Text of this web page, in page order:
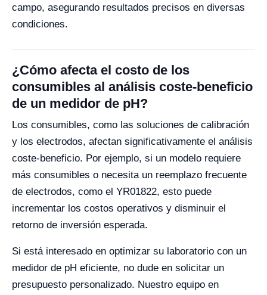
campo, asegurando resultados precisos en diversas
condiciones.
¿Cómo afecta el costo de los
consumibles al análisis coste-beneficio
de un medidor de pH?
Los consumibles, como las soluciones de calibración
y los electrodos, afectan significativamente el análisis
coste-beneficio. Por ejemplo, si un modelo requiere
más consumibles o necesita un reemplazo frecuente
de electrodos, como el YR01822, esto puede
incrementar los costos operativos y disminuir el
retorno de inversión esperada.
Si está interesado en optimizar su laboratorio con un
medidor de pH eficiente, no dude en solicitar un
presupuesto personalizado. Nuestro equipo en